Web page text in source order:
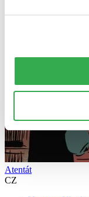
Atentát
CZ